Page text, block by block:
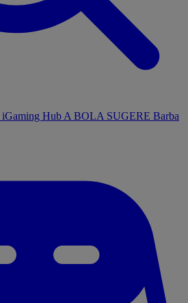
iGaming Hub A BOLA SUGERE Barba